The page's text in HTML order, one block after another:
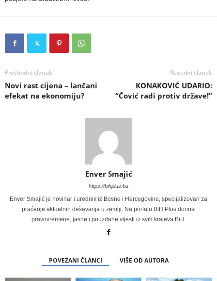
Prethodni članak
Novi rast cijena – lančani
efekat na ekonomiju?
Naredni članak
KONAKOVIĆ UDARIO:
“Čović radi protiv države!”
Enver Smajić
https://bihplus.ba
Enver Smajić je novinar i urednik iz Bosne i Hercegovine, specijalizovan za
praćenje aktuelnih dešavanja u zemlji. Na portalu BiH Plus donosi
pravovremene, jasne i pouzdane vijesti iz svih krajeva BiH.
POVEZANI ČLANCI VIŠE OD AUTORA